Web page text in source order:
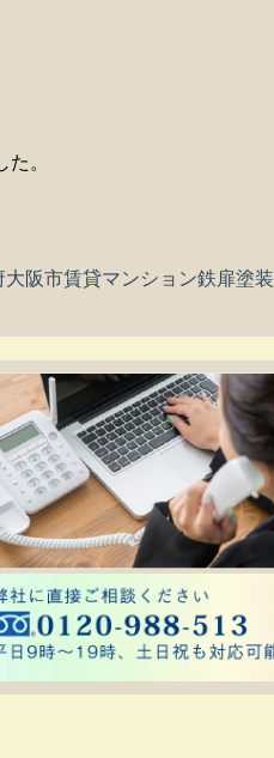
。
大阪市賃貸マンション鉄扉塗装